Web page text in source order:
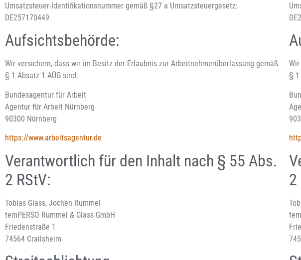
Umsatzsteuer-Identifikationsnummer gemäß §27 a Umsatzsteuergesetz:
DE257170449
Aufsichtsbehörde:
Wir versichern, dass wir im Besitz der Erlaubnis zur Arbeitnehmerüberlassung gemäß
§ 1 Absatz 1 AÜG sind.
Bundesagentur für Arbeit
Agentur für Arbeit Nürnberg
90300 Nürnberg
https://www.arbeitsagentur.de
Verantwortlich für den Inhalt nach § 55 Abs.
2 RStV:
Tobias Glass, Jochen Rummel
temPERSO Rummel & Glass GmbH
Friedenstraße 1
74564 Crailsheim
§ 1
2